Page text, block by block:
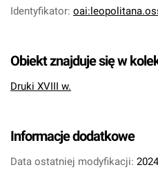
Identyfikator:
Obiekt znajduje się w
Druki XVIII w.
Informacje dodatkowe
Data ostatniej modyfikacji: